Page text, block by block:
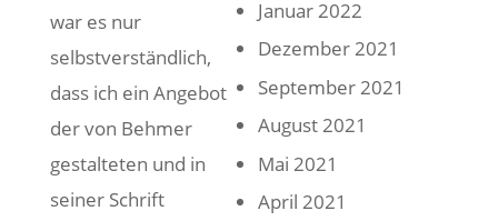
war es nur
selbstverständlich,
dass ich ein Angebot
der von Behmer
gestalteten und in
seiner Schrift
Januar 2022
Dezember 2021
September 2021
August 2021
Mai 2021
April 2021